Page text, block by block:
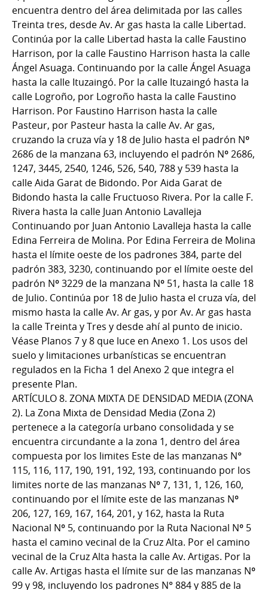
encuentra dentro del área delimitada por las calles
Treinta tres, desde Av. Ar gas hasta la calle Libertad.
Continúa por la calle Libertad hasta la calle Faustino
Harrison, por la calle Faustino Harrison hasta la calle
Ángel Asuaga. Continuando por la calle Ángel Asuaga
hasta la calle Ituzaingó. Por la calle Ituzaingó hasta la
calle Logroño, por Logroño hasta la calle Faustino
Harrison. Por Faustino Harrison hasta la calle
Pasteur, por Pasteur hasta la calle Av. Ar gas,
cruzando la cruza vía y 18 de Julio hasta el padrón Nº
2686 de la manzana 63, incluyendo el padrón Nº 2686,
1247, 3445, 2540, 1246, 526, 540, 788 y 539 hasta la
calle Aida Garat de Bidondo. Por Aida Garat de
Bidondo hasta la calle Fructuoso Rivera. Por la calle F.
Rivera hasta la calle Juan Antonio Lavalleja
Continuando por Juan Antonio Lavalleja hasta la calle
Edina Ferreira de Molina. Por Edina Ferreira de Molina
hasta el límite oeste de los padrones 384, parte del
padrón 383, 3230, continuando por el límite oeste del
padrón Nº 3229 de la manzana Nº 51, hasta la calle 18
de Julio. Continúa por 18 de Julio hasta el cruza vía, del
mismo hasta la calle Av. Ar gas, y por Av. Ar gas hasta
la calle Treinta y Tres y desde ahí al punto de inicio.
Véase Planos 7 y 8 que luce en Anexo 1. Los usos del
suelo y limitaciones urbanísticas se encuentran
regulados en la Ficha 1 del Anexo 2 que integra el
presente Plan.
ARTÍCULO 8. ZONA MIXTA DE DENSIDAD MEDIA (ZONA
2). La Zona Mixta de Densidad Media (Zona 2)
pertenece a la categoría urbano consolidada y se
encuentra circundante a la zona 1, dentro del área
compuesta por los limites Este de las manzanas N°
115, 116, 117, 190, 191, 192, 193, continuando por los
limites norte de las manzanas Nº 7, 131, 1, 126, 160,
continuando por el límite este de las manzanas Nº
206, 127, 169, 167, 164, 201, y 162, hasta la Ruta
Nacional Nº 5, continuando por la Ruta Nacional Nº 5
hasta el camino vecinal de la Cruz Alta. Por el camino
vecinal de la Cruz Alta hasta la calle Av. Artigas. Por la
calle Av. Artigas hasta el límite sur de las manzanas Nº
99 y 98, incluyendo los padrones N° 884 y 885 de la